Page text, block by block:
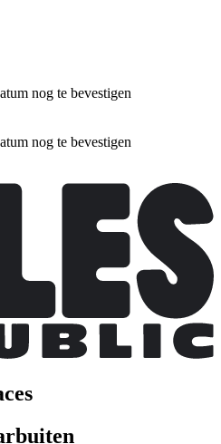
nog te bevestigen
nog te bevestigen